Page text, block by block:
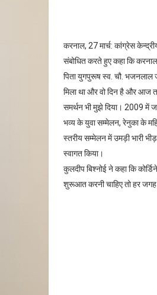
करनाल, 27 मार्च: कांग्रेस
संबोधित करते हुए कहा कि
पिता युगपुरूष स्व. चौ. भजनलाल
मिला था और वो दिन है और आज
समर्थन भी मुझे दिया। 2009 में
भव्य के युवा सम्मेलन, रेनुका के
स्तरीय सम्मेलन में उमड़ी भारी
स्वागत किया।
कुलदीप बिश्नोई ने कहा कि
शुरूआत करनी चाहिए तो हर